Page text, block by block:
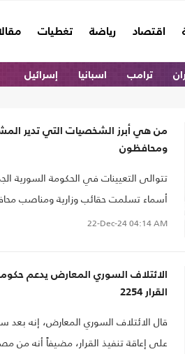
اقتصاد رياضة تغطيات
ترامب اسبانيا إسرائيل
من هي أبرز الشخصيات التي تدير
ومحافظون
تتوالى التعيينات في الحكومة السورية
أسماء تسلمت حقائب وزارية ومناصب
22-Dec-2404:14 AM
الائتلاف السوري المعارض يدعم
القرار 2254
قال الائتلاف السوري المعارض، إنه بعد
على إعاقة تنفيذ القرار، مضيفاً أنه من